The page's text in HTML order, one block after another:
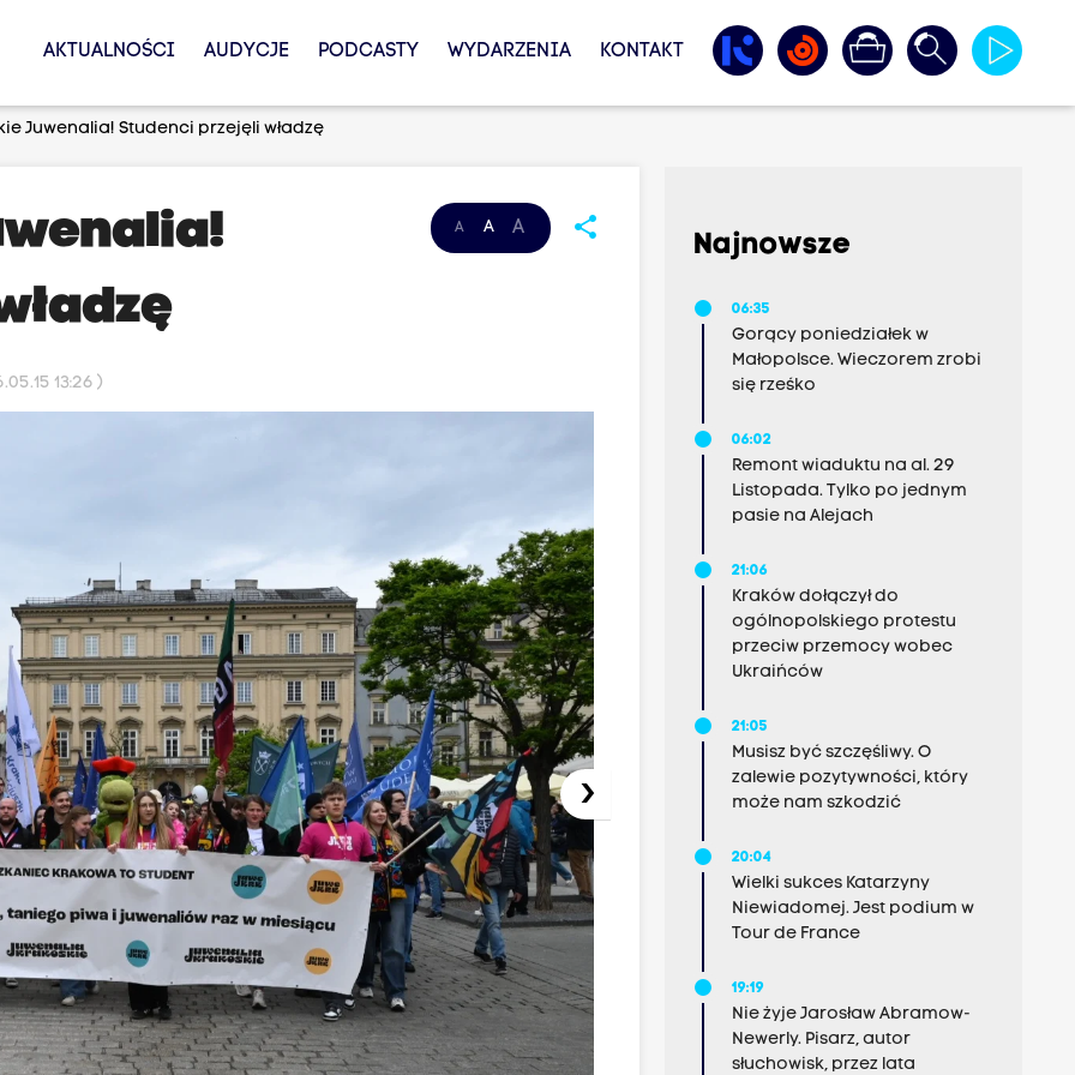
AKTUALNOŚCI AUDYCJE PODCASTY WYDARZENIA KONTAKT
Juwenalia! Studenci przejęli władzę
A A A share
13:26 )
›
Najnowsze
06:35
Gorący poniedziałek w
Małopolsce. Wieczorem zrobi
się rześko
06:02
Remont wiaduktu na al. 29
Listopada. Tylko po jednym
pasie na Alejach
21:06
Kraków dołączył do
ogólnopolskiego protestu
przeciw przemocy wobec
Ukraińców
21:05
Musisz być szczęśliwy. O
zalewie pozytywności, który
może nam szkodzić
20:04
Wielki sukces Katarzyny
Niewiadomej. Jest podium w
Tour de France
19:19
Nie żyje Jarosław Abramow-
Newerly. Pisarz, autor
słuchowisk, przez lata